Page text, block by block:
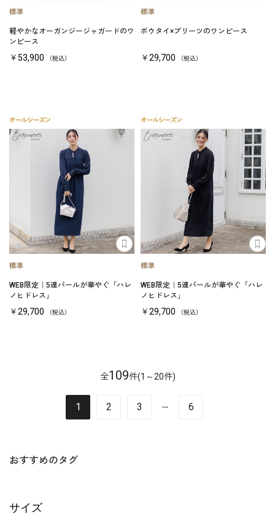
軽やかなオーガンジージャガードのワ
ンピース
￥53,900 （税込）
ボウタイ×プリーツのワンピース
￥29,700 （税込）
WEB限定｜5連パールが華やぐ「ハレ
ノヒドレス」
￥29,700 （税込）
WEB限定｜5連パールが華やぐ「ハレ
ノヒドレス」
￥29,700 （税込）
全109件(1～20件)
1 2 3 6
おすすめのタグ
サイズ